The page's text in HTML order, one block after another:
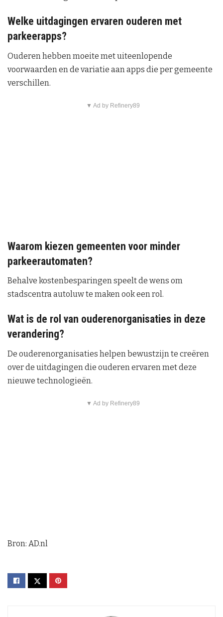
Welke uitdagingen ervaren ouderen met
parkeerapps?
Ouderen hebben moeite met uiteenlopende
voorwaarden en de variatie aan apps die per gemeente
verschillen.
▼ Ad by Refinery89
Waarom kiezen gemeenten voor minder
parkeerautomaten?
Behalve kostenbesparingen speelt de wens om
stadscentra autoluw te maken ook een rol.
Wat is de rol van ouderenorganisaties in deze
verandering?
De ouderenorganisaties helpen bewustzijn te creëren
over de uitdagingen die ouderen ervaren met deze
nieuwe technologieën.
▼ Ad by Refinery89
Bron: AD.nl